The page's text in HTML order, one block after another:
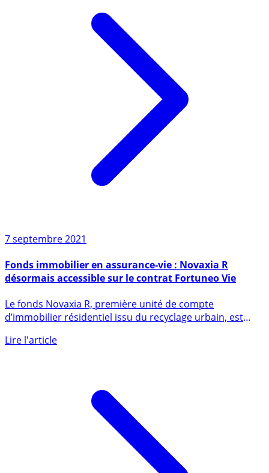
Fonds immobilier en assurance-vie : Novaxia R
Le fonds Novaxia R, première unité de compte
d’immobilier résidentiel issu du recyclage urbain, est
désormais également (...)